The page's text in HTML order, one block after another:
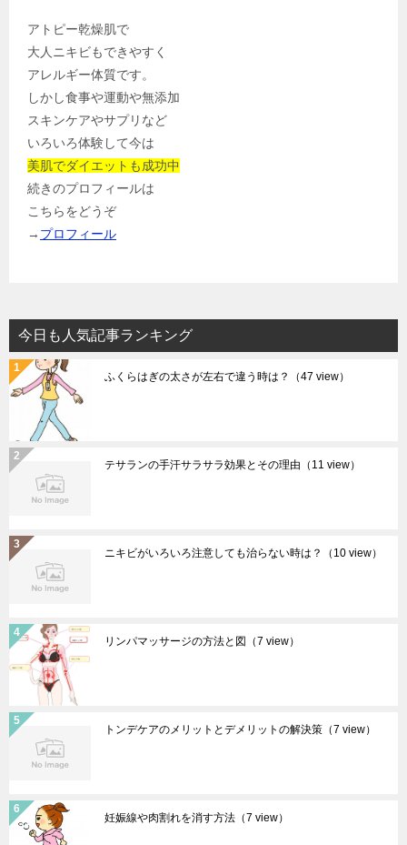
アトピー乾燥肌で
大人ニキビもできやすく
アレルギー体質です。
しかし食事や運動や無添加
スキンケアやサプリなど
いろいろ体験して今は
美肌でダイエットも成功中
続きのプロフィールは
こちらをどうぞ
→ プロフィール
今日も人気記事ランキング
ふくらはぎの太さが左右で違う時は？ （47 view）
テサランの手汗サラサラ効果とその理由 （11 view）
ニキビがいろいろ注意しても治らない時は？ （10 view）
リンパマッサージの方法と図 （7 view）
トンデケアのメリットとデメリットの解決策 （7 view）
妊娠線や肉割れを消す方法 （7 view）